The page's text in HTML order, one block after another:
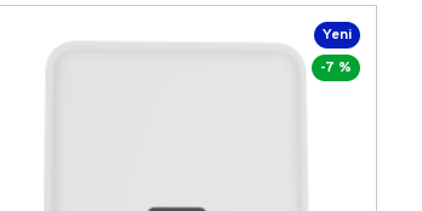
Yeni
-7 %